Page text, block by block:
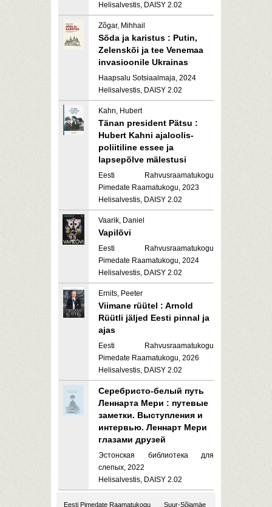
Helisalvestis, DAISY 2.02
Zõgar, Mihhail
Sõda ja karistus : Putin,
Zelenskõi ja tee Venemaa
invasioonile Ukrainas
Haapsalu Sotsiaalmaja, 2024
Helisalvestis, DAISY 2.02
Kahn, Hubert
Tänan president Pätsu :
Hubert Kahni ajaloolis-
poliitiline essee ja
lapsepõlve mälestusi
Eesti Rahvusraamatukogu
Pimedate Raamatukogu, 2023
Helisalvestis, DAISY 2.02
Vaarik, Daniel
Vapilõvi
Eesti Rahvusraamatukogu
Pimedate Raamatukogu, 2024
Helisalvestis, DAISY 2.02
Ernits, Peeter
Viimane rüütel : Arnold
Rüütli jäljed Eesti pinnal ja
ajas
Eesti Rahvusraamatukogu
Pimedate Raamatukogu, 2026
Helisalvestis, DAISY 2.02
Серебристо-белый путь
Леннарта Мери : путевые
заметки. Выступления и
интервью. Леннарт Мери
глазами друзей
Эстонская библиотека для
слепых, 2022
Helisalvestis, DAISY 2.02
Eesti Pimedate Raamatukogu Suur-Sõjamäe